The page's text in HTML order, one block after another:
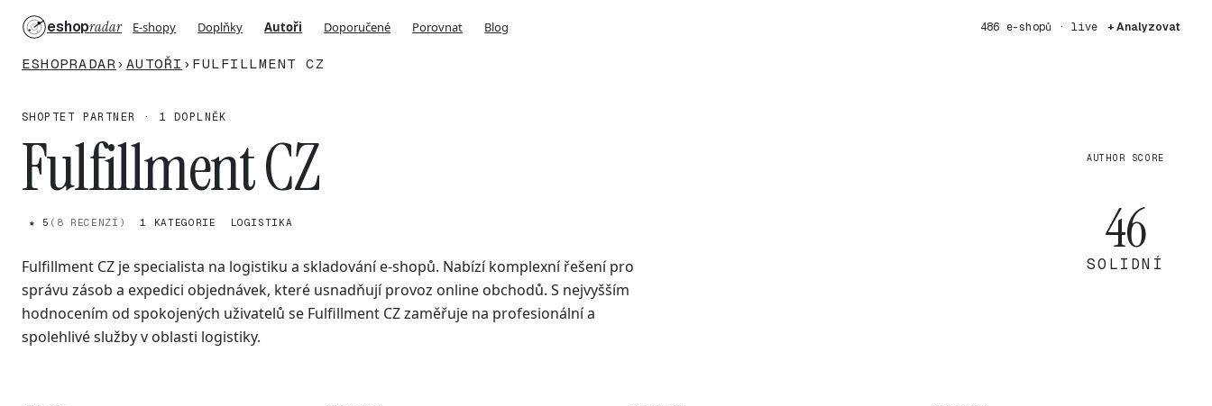
eshopradar E-shopy Doplňky Autoři Doporučené Porovnat Blog 486 e-shopů · live + Analyzovat
ESHOPRADAR › AUTOŘI › FULFILLMENT CZ
SHOPTET PARTNER · 1 DOPLNĚK
Fulfillment CZ
★ 5 (8 RECENZÍ) 1 KATEGORIE LOGISTIKA
Fulfillment CZ je specialista na logistiku a skladování e-shopů. Nabízí komplexní řešení pro
správu zásob a expedici objednávek, které usnadňují provoz online obchodů. S nejvyšším
hodnocením od spokojených uživatelů se Fulfillment CZ zaměřuje na profesionální a
spolehlivé služby v oblasti logistiky.
AUTHOR SCORE
46
SOLIDNÍ